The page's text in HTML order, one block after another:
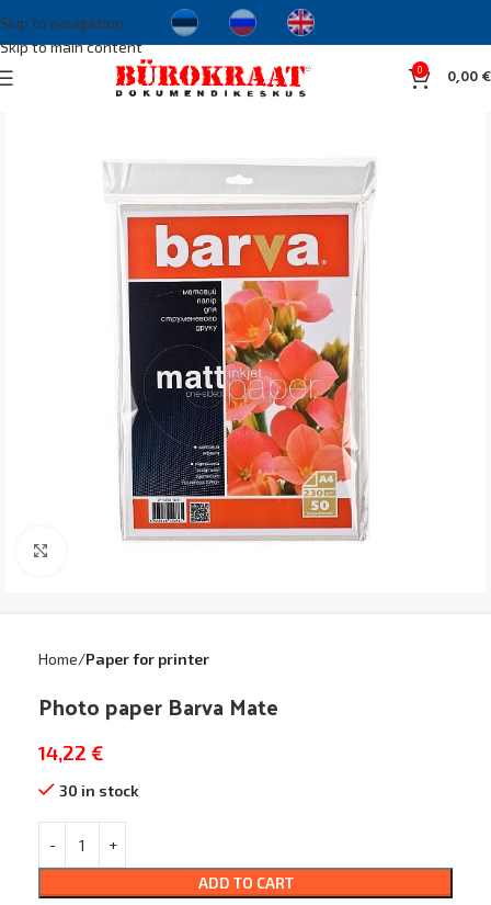
Skip to navigation
Skip to main content
0 0,00€
Home Paper for printer
Photo paper Barva Mate
14,22 €
30 in stock
ADD TO CART